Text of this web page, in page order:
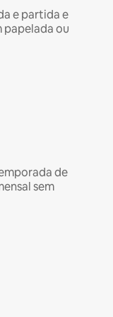
e partida e
papelada ou
de
sem